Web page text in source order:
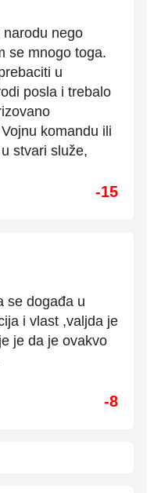
nego
se mnogo toga.
u
posla i trebalo
komandu ili
stvari služe,
-15
se događa u
i vlast ,valjda je
je da je ovakvo
-8